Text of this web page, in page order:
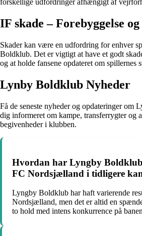
forskellige udfordringer afhængigt af
IF skade – Forebyggelse
Skader kan være en udfordring for enhver
Boldklub. Det er vigtigt at have et godt
og at holde fansene opdateret om spillernes
Lynby Boldklub Nyheder
Få de seneste nyheder og opdateringer om
dig informeret om kampe, transferrygter og
begivenheder i klubben.
Hvordan har Lyngby
FC Nordsjælland i tidligere
Lyngby Boldklub har haft varierende
Nordsjælland, men det er altid en
to hold med intens konkurrence på